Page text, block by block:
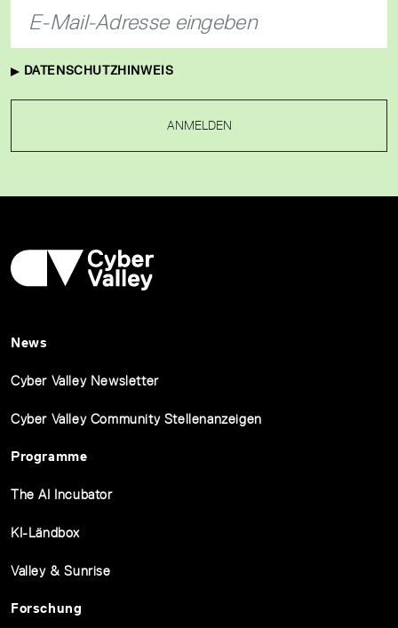
DATENSCHUTZHINWEIS
ANMELDEN
News
Cyber Valley Newsletter
Cyber Valley Community Stellenanzeigen
Programme
The AI Incubator
KI-Ländbox
Valley & Sunrise
Forschung